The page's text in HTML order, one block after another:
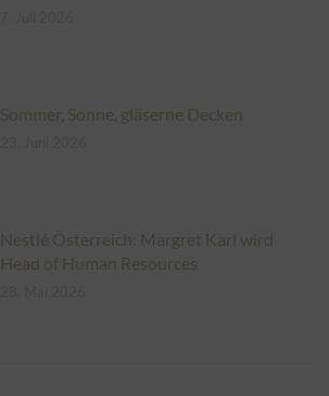
Sommer, Sonne, gläserne Decken
Nestlé Österreich: Margret Karl wird
Head of Human Resources